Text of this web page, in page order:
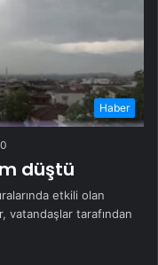
Haber
0
düştü
etkili olan
vatandaşlar tarafından